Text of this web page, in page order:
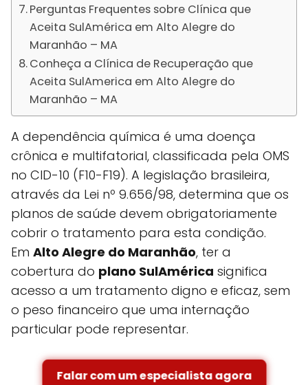
Perguntas Frequentes sobre Clínica que
Aceita SulAmérica em Alto Alegre do
Maranhão – MA
Conheça a Clínica de Recuperação que
Aceita SulAmerica em Alto Alegre do
Maranhão – MA
A dependência química é uma doença
crônica e multifatorial, classificada pela OMS
no CID-10 (F10-F19). A legislação brasileira,
através da Lei nº 9.656/98, determina que os
planos de saúde devem obrigatoriamente
cobrir o tratamento para esta condição.
Em Alto Alegre do Maranhão, ter a
cobertura do plano SulAmérica significa
acesso a um tratamento digno e eficaz, sem
o peso financeiro que uma internação
particular pode representar.
Falar com um especialista agora